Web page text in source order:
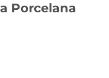
Porcelana